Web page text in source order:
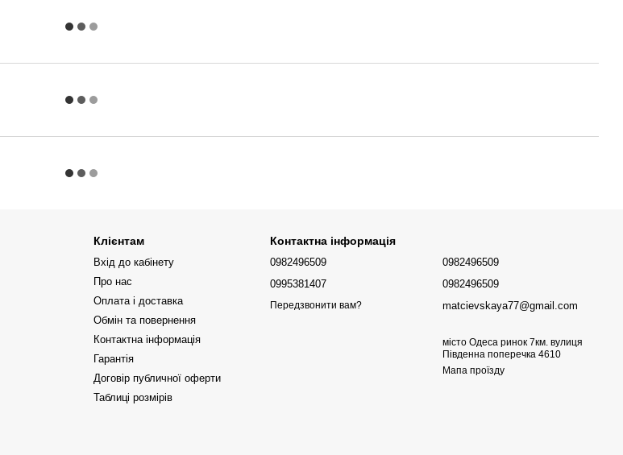
Клієнтам
Вхід до кабінету
Про нас
Оплата і доставка
Обмін та повернення
Контактна інформація
Гарантія
Договір публичної оферти
Таблиці розмірів
Контактна інформація
0982496509
0995381407
Передзвонити вам?
0982496509
0982496509
matcievskaya77@gmail.com
місто Одеса ринок 7км. вулиця
Південна поперечка 4610
Мапа проїзду